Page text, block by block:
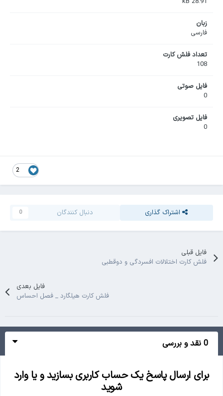
زبان
فارسی
تعداد فلش کارت
108
فایل صوتی
0
فایل تصویری
0
2
اشتراک گذاری دنبال کنندگان 0
فایل قبلی
فلش کارت اختلالات افسردگی و دوقطبی
فایل بعدی
فلش کارت هیلگارد _ فصل احساس
0 نقد و بررسی
برای ارسال پاسخ یک حساب کاربری بسازید و یا وارد
شوید